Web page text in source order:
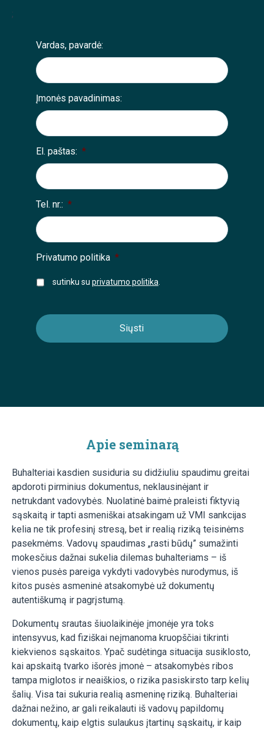
;
Vardas, pavardė:
Įmonės pavadinimas:
El. paštas: *
Tel. nr.: *
Privatumo politika *
sutinku su privatumo politika
Apie seminarą
Buhalteriai kasdien susiduria su didžiuliu spaudimu greitai
apdoroti pirminius dokumentus, neklausinėjant ir
netrukdant vadovybės. Nuolatinė baimė praleisti fiktyvią
sąskaitą ir tapti asmeniškai atsakingam už VMI sankcijas
kelia ne tik profesinį stresą, bet ir realią riziką teisinėms
pasekmėms. Vadovų spaudimas „rasti būdų” sumažinti
mokesčius dažnai sukelia dilemas buhalteriams – iš
vienos pusės pareiga vykdyti vadovybės nurodymus, iš
kitos pusės asmeninė atsakomybė už dokumentų
autentiškumą ir pagrįstumą.
Dokumentų srautas šiuolaikinėje įmonėje yra toks
intensyvus, kad fiziškai neįmanoma kruopščiai tikrinti
kiekvienos sąskaitos. Ypač sudėtinga situacija susiklosto,
kai apskaitą tvarko išorės įmonė – atsakomybės ribos
tampa miglotos ir neaiškios, o rizika pasiskirsto tarp kelių
šalių. Visa tai sukuria realią asmeninę riziką. Buhalteriai
dažnai nežino, ar gali reikalauti iš vadovų papildomų
dokumentų, kaip elgtis sulaukus įtartinų sąskaitų, ir kaip